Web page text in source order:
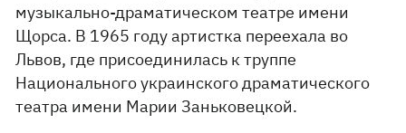
музыкально-драматическом театре имени
Щорса. В 1965 году артистка переехала во
Львов, где присоединилась к труппе
Национального украинского драматического
театра имени Марии Заньковецкой.